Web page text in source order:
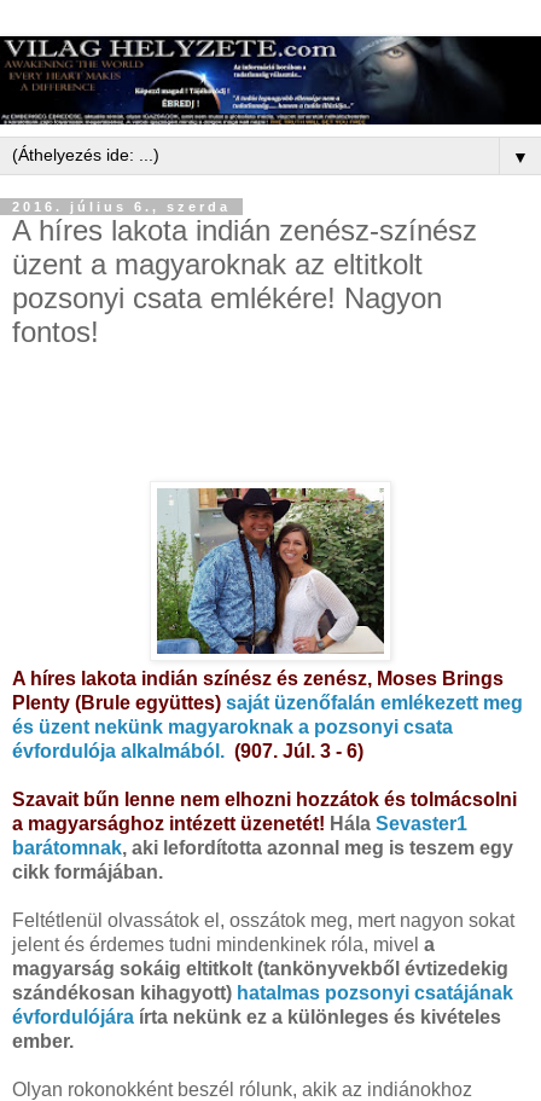
▼
2016. július 6., szerda
A híres lakota indián zenész-színész
üzent a magyaroknak az eltitkolt
pozsonyi csata emlékére! Nagyon
fontos!
A híres lakota indián színész és zenész, Moses Brings
Plenty (Brule együttes) saját üzenőfalán emlékezett meg
és üzent nekünk magyaroknak a pozsonyi csata
évfordulója alkalmából. (907. Júl. 3 - 6)
Szavait bűn lenne nem elhozni hozzátok és tolmácsolni
a magyarsághoz intézett üzenetét! Hála Sevaster1
barátomnak, aki lefordította azonnal meg is teszem egy
cikk formájában.
Feltétlenül olvassátok el, osszátok meg, mert nagyon sokat
jelent és érdemes tudni mindenkinek róla, mivel a
magyarság sokáig eltitkolt (tankönyvekből évtizedekig
szándékosan kihagyott) hatalmas pozsonyi csatájának
évfordulójára írta nekünk ez a különleges és kivételes
ember.
Olyan rokonokként beszél rólunk, akik az indiánokhoz